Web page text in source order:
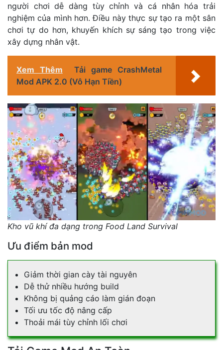
người chơi dễ dàng tùy chỉnh và cá nhân hóa trải
nghiệm của mình hơn. Điều này thực sự tạo ra một sân
chơi tự do hơn, khuyến khích sự sáng tạo trong việc
xây dựng nhân vật.
Xem Thêm
Tải game CrashMetal
Mod APK 2.0 (Vô Hạn Tiền)
Kho vũ khí đa dạng trong Food Land Survival
Ưu điểm bản mod
Giảm thời gian cày tài nguyên
Dễ thử nhiều hướng build
Không bị quảng cáo làm gián đoạn
Tối ưu tốc độ nâng cấp
Thoải mái tùy chỉnh lối chơi